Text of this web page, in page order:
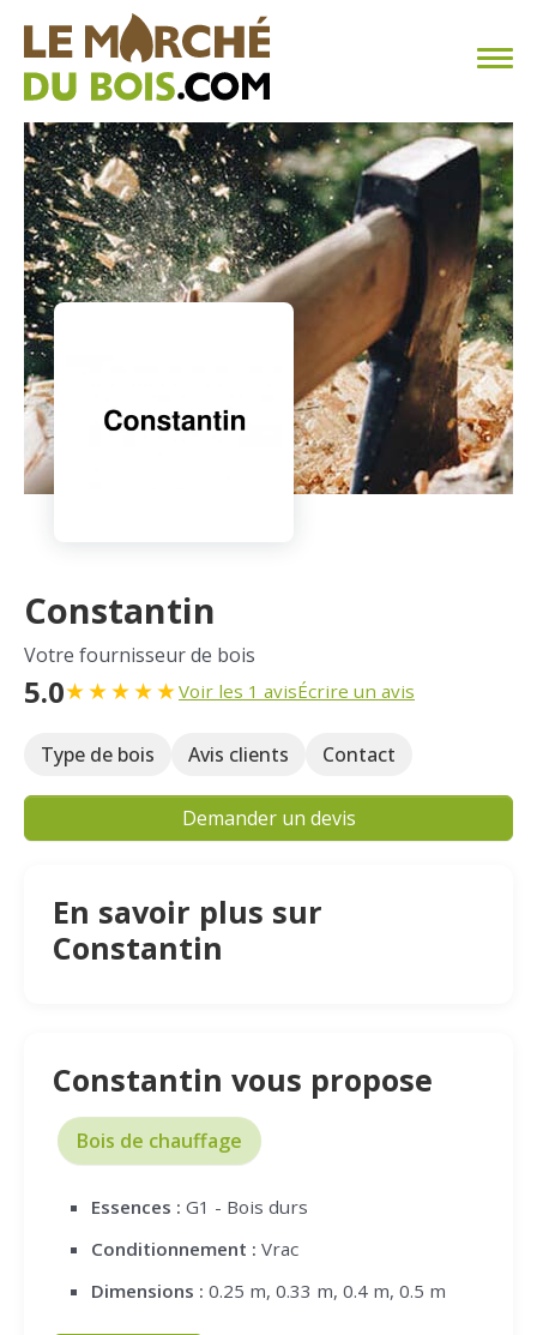
CHAUFFAGE AU BOIS
FAQ
CALCULER SA CONSOMMATION
TROUVER SON FOURNISSEUR
BLOG
ESPACE PRO
Constantin
Votre fournisseur de bois
5.0★★★★★Voir les 1 avisÉcrire un avis
Type de bois Avis clients Contact
Demander un devis
En savoir plus sur
Constantin
Constantin vous propose
Bois de chauffage
Essences : G1 - Bois durs
Conditionnement : Vrac
Dimensions : 0.25 m, 0.33 m, 0.4 m, 0.5 m